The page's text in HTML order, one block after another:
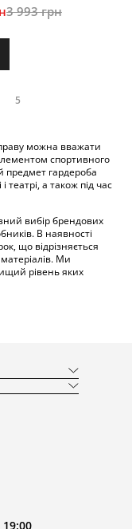
3 993 грн
5
праву можна вважати
спортивного
предмет гардероба
театрі, а також під час
вибір брендових
В наявності
що відрізняється
Ми
рівень яких
асортимент модного
французьких
футболки
з
а також з яскравими
вашому
в будь-якій